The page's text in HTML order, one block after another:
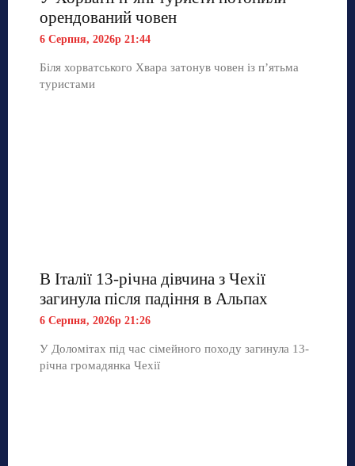
орендований човен
6 Серпня, 2026р 21:44
Біля хорватського Хвара затонув човен із п’ятьма
туристами
В Італії 13-річна дівчина з Чехії
загинула після падіння в Альпах
6 Серпня, 2026р 21:26
У Доломітах під час сімейного походу загинула 13-
річна громадянка Чехії